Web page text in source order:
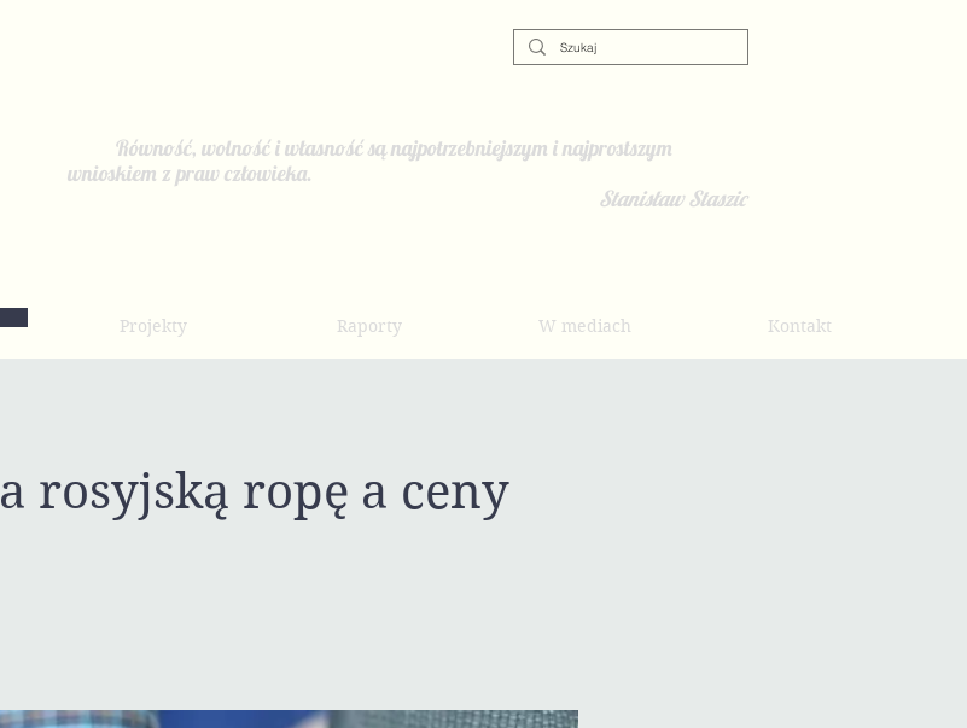
Równość, wolność i własność są najpotrzebniejszym i najprostszym
wnioskiem z praw człowieka.
Stanisław Staszic
Projekty Raporty W mediach Kontakt
rosyjską ropę a ceny